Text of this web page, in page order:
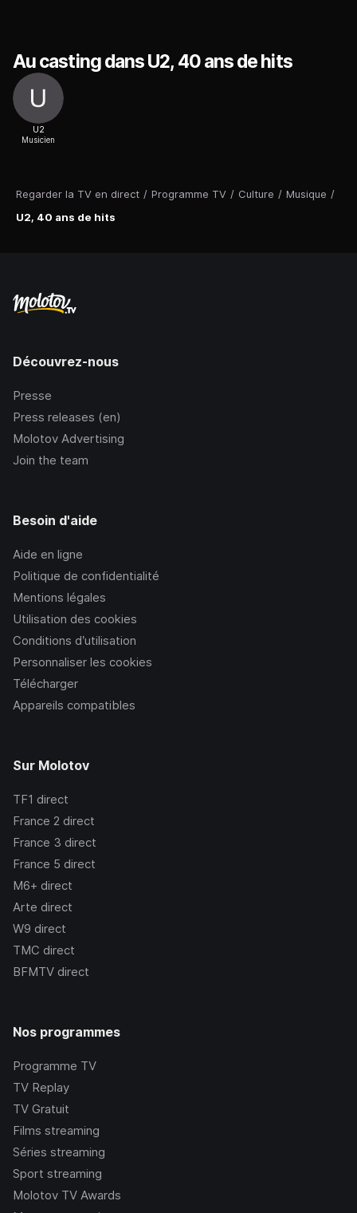
Regarder la TV en direct / Programme TV / Culture / Musique /
U2, 40 ans de hits
Au casting dans U2, 40 ans de hits
U2
Musicien
Découvrez-nous
Presse
Press releases (en)
Molotov Advertising
Join the team
Besoin d'aide
Aide en ligne
Politique de confidentialité
Mentions légales
Utilisation des cookies
Conditions d’utilisation
Personnaliser les cookies
Télécharger
Appareils compatibles
Sur Molotov
TF1 direct
France 2 direct
France 3 direct
France 5 direct
M6+ direct
Arte direct
W9 direct
TMC direct
BFMTV direct
Nos programmes
Programme TV
TV Replay
TV Gratuit
Films streaming
Séries streaming
Sport streaming
Molotov TV Awards